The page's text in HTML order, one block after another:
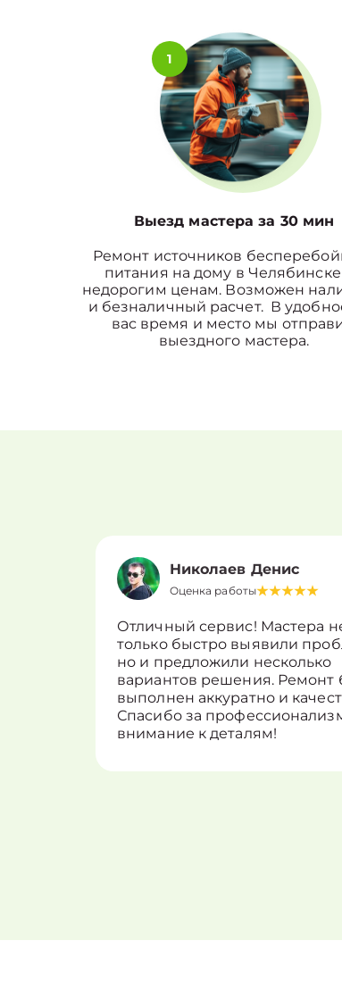
1
Выезд мастера за 30 мин
Ремонт источников
питания на дому в
недорогим ценам. Возможен
и безналичный расчет. В
вас время и место мы
выездного мастера.
Николаев Денис
Оценка работы
Отличный сервис! Мастера
только быстро выявили
но и предложили несколько
вариантов решения. Ремонт
выполнен аккуратно и
Спасибо за
внимание к деталям!